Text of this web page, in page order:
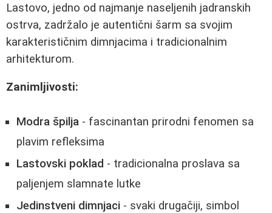
Lastovo, jedno od najmanje naseljenih jadranskih
ostrva, zadržalo je autentični šarm sa svojim
karakterističnim dimnjacima i tradicionalnim
arhitekturom.
Zanimljivosti:
Modra špilja - fascinantan prirodni fenomen sa
plavim refleksima
Lastovski poklad - tradicionalna proslava sa
paljenjem slamnate lutke
Jedinstveni dimnjaci - svaki drugačiji, simbol